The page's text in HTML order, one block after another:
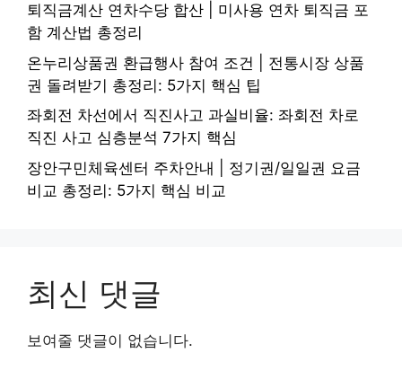
퇴직금계산 연차수당 합산 | 미사용 연차 퇴직금 포
함 계산법 총정리
온누리상품권 환급행사 참여 조건 | 전통시장 상품
권 돌려받기 총정리: 5가지 핵심 팁
좌회전 차선에서 직진사고 과실비율: 좌회전 차로
직진 사고 심층분석 7가지 핵심
장안구민체육센터 주차안내 | 정기권/일일권 요금
비교 총정리: 5가지 핵심 비교
최신 댓글
보여줄 댓글이 없습니다.